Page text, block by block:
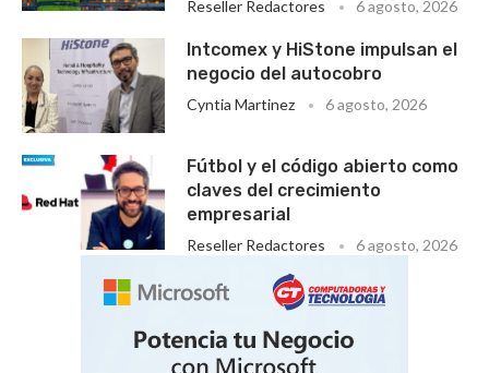
Reseller Redactores 6 agosto, 2026
Intcomex y HiStone impulsan el
negocio del autocobro
Cyntia Martinez 6 agosto, 2026
Fútbol y el código abierto como
claves del crecimiento
empresarial
Reseller Redactores 6 agosto, 2026